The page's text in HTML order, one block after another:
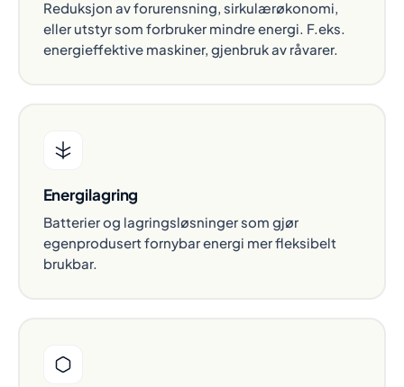
Reduksjon av forurensning, sirkulærøkonomi,
eller utstyr som forbruker mindre energi. F.eks.
energieffektive maskiner, gjenbruk av råvarer.
Energilagring
Batterier og lagringsløsninger som gjør
egenprodusert fornybar energi mer fleksibelt
brukbar.